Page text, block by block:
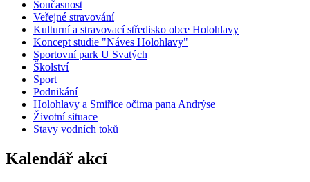
Současnost
Veřejné stravování
Kulturní a stravovací středisko obce Holohlavy
Koncept studie "Náves Holohlavy"
Sportovní park U Svatých
Školství
Sport
Podnikání
Holohlavy a Smiřice očima pana Andrýse
Životní situace
Stavy vodních toků
Kalendář akcí